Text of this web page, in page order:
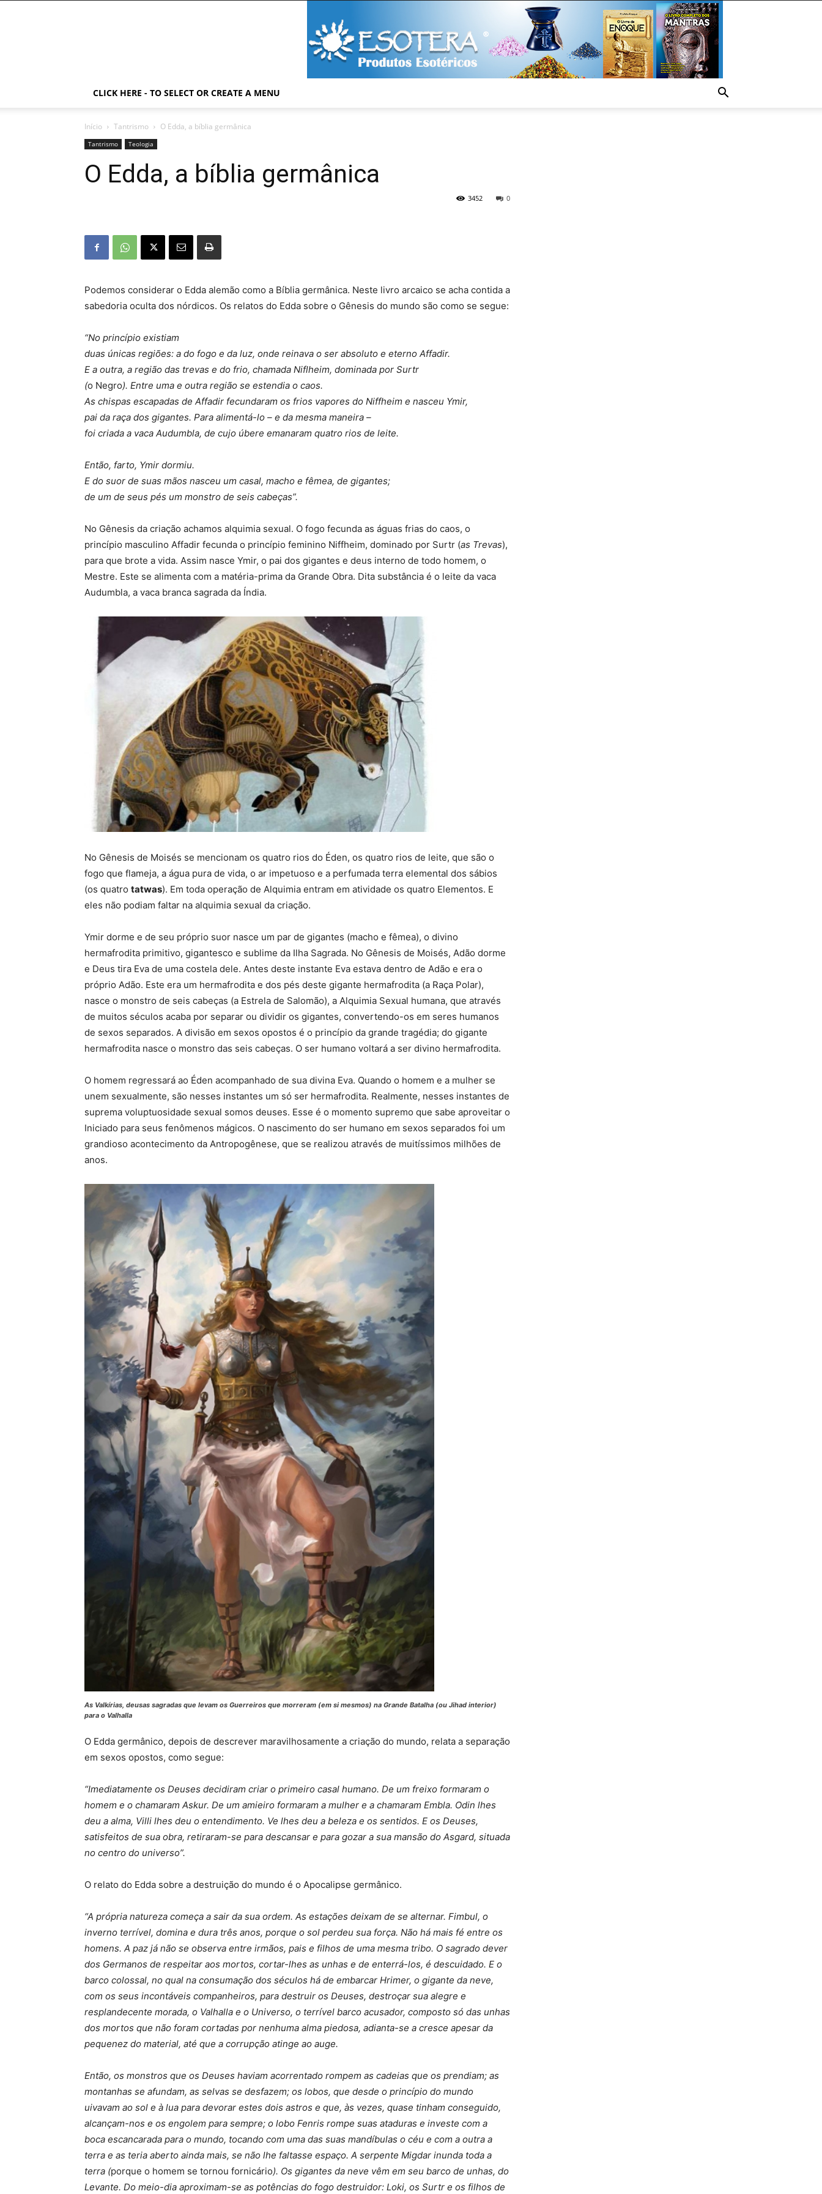
CLICK HERE - TO SELECT OR CREATE A MENU
Início Tantrismo O Edda, a bíblia germânica
Tantrismo Teologia
O Edda, a bíblia germânica
0
3452
Podemos considerar o Edda alemão como a Bíblia germânica. Neste livro arcaico se acha contida a
sabedoria oculta dos nórdicos. Os relatos do Edda sobre o Gênesis do mundo são como se segue:
“No princípio existiam
duas únicas regiões: a do fogo e da luz, onde reinava o ser absoluto e eterno Affadir.
E a outra, a região das trevas e do frio, chamada Niflheim, dominada por Surtr
(o Negro). Entre uma e outra região se estendia o caos.
As chispas escapadas de Affadir fecundaram os frios vapores do Niffheim e nasceu Ymir,
pai da raça dos gigantes. Para alimentá-lo – e da mesma maneira –
foi criada a vaca Audumbla, de cujo úbere emanaram quatro rios de leite.
Então, farto, Ymir dormiu.
E do suor de suas mãos nasceu um casal, macho e fêmea, de gigantes;
de um de seus pés um monstro de seis cabeças”.
No Gênesis da criação achamos alquimia sexual. O fogo fecunda as águas frias do caos, o
princípio masculino Affadir fecunda o princípio feminino Niffheim, dominado por Surtr (as Trevas),
para que brote a vida. Assim nasce Ymir, o pai dos gigantes e deus interno de todo homem, o
Mestre. Este se alimenta com a matéria-prima da Grande Obra. Dita substância é o leite da vaca
Audumbla, a vaca branca sagrada da Índia.
No Gênesis de Moisés se mencionam os quatro rios do Éden, os quatro rios de leite, que são o
fogo que flameja, a água pura de vida, o ar impetuoso e a perfumada terra elemental dos sábios
(os quatro tatwas). Em toda operação de Alquimia entram em atividade os quatro Elementos. E
eles não podiam faltar na alquimia sexual da criação.
Ymir dorme e de seu próprio suor nasce um par de gigantes (macho e fêmea), o divino
hermafrodita primitivo, gigantesco e sublime da Ilha Sagrada. No Gênesis de Moisés, Adão dorme
e Deus tira Eva de uma costela dele. Antes deste instante Eva estava dentro de Adão e era o
próprio Adão. Este era um hermafrodita e dos pés deste gigante hermafrodita (a Raça Polar),
nasce o monstro de seis cabeças (a Estrela de Salomão), a Alquimia Sexual humana, que através
de muitos séculos acaba por separar ou dividir os gigantes, convertendo-os em seres humanos
de sexos separados. A divisão em sexos opostos é o princípio da grande tragédia; do gigante
hermafrodita nasce o monstro das seis cabeças. O ser humano voltará a ser divino hermafrodita.
O homem regressará ao Éden acompanhado de sua divina Eva. Quando o homem e a mulher se
unem sexualmente, são nesses instantes um só ser hermafrodita. Realmente, nesses instantes de
suprema voluptuosidade sexual somos deuses. Esse é o momento supremo que sabe aproveitar o
Iniciado para seus fenômenos mágicos. O nascimento do ser humano em sexos separados foi um
grandioso acontecimento da Antropogênese, que se realizou através de muitíssimos milhões de
anos.
As Valkírias, deusas sagradas que levam os Guerreiros que morreram (em si mesmos) na Grande Batalha (ou Jihad interior)
para o Valhalla
O Edda germânico, depois de descrever maravilhosamente a criação do mundo, relata a separação
em sexos opostos, como segue:
“Imediatamente os Deuses decidiram criar o primeiro casal humano. De um freixo formaram o
homem e o chamaram Askur. De um amieiro formaram a mulher e a chamaram Embla. Odin lhes
deu a alma, Villi lhes deu o entendimento. Ve lhes deu a beleza e os sentidos. E os Deuses,
satisfeitos de sua obra, retiraram-se para descansar e para gozar a sua mansão do Asgard, situada
no centro do universo”.
O relato do Edda sobre a destruição do mundo é o Apocalipse germânico.
“A própria natureza começa a sair da sua ordem. As estações deixam de se alternar. Fimbul, o
inverno terrível, domina e dura três anos, porque o sol perdeu sua força. Não há mais fé entre os
homens. A paz já não se observa entre irmãos, pais e filhos de uma mesma tribo. O sagrado dever
dos Germanos de respeitar aos mortos, cortar-lhes as unhas e de enterrá-los, é descuidado. E o
barco colossal, no qual na consumação dos séculos há de embarcar Hrimer, o gigante da neve,
com os seus incontáveis companheiros, para destruir os Deuses, destroçar sua alegre e
resplandecente morada, o Valhalla e o Universo, o terrível barco acusador, composto só das unhas
dos mortos que não foram cortadas por nenhuma alma piedosa, adianta-se a cresce apesar da
pequenez do material, até que a corrupção atinge ao auge.
Então, os monstros que os Deuses haviam acorrentado rompem as cadeias que os prendiam; as
montanhas se afundam, as selvas se desfazem; os lobos, que desde o princípio do mundo
uivavam ao sol e à lua para devorar estes dois astros e que, às vezes, quase tinham conseguido,
alcançam-nos e os engolem para sempre; o lobo Fenris rompe suas ataduras e investe com a
boca escancarada para o mundo, tocando com uma das suas mandíbulas o céu e com a outra a
terra e as teria aberto ainda mais, se não lhe faltasse espaço. A serpente Migdar inunda toda a
terra (porque o homem se tornou fornicário). Os gigantes da neve vêm em seu barco de unhas, do
Levante. Do meio-dia aproximam-se as potências do fogo destruidor: Loki, os Surtr e os filhos de